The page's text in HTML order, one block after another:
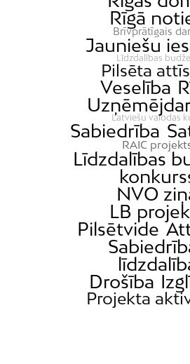
Rīgā
Brīvprātīgais
Jauniešu
Līdzdalības
Pilsēta
Veselība
Latviešu valodas
Sabiedrība
RAIC
Līdzdalības
NVO
LB
Pilsētvide
Drošība
Projekta